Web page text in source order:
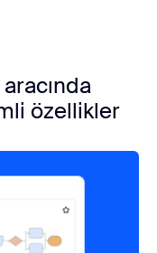
özellikler